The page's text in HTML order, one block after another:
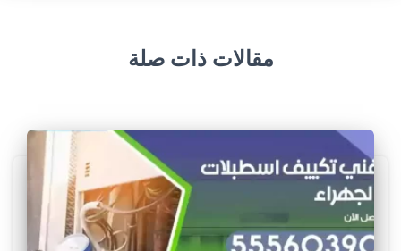
مقالات ذات صلة